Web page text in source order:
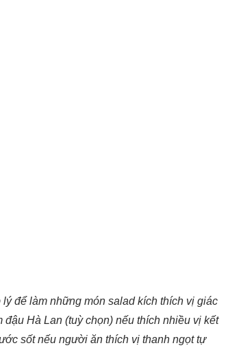
để làm những món salad kích thích vị giác
Hà Lan (tuỳ chọn) nếu thích nhiều vị kết
sốt nếu người ăn thích vị thanh ngọt tự